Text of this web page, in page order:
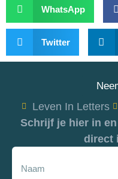
WhatsApp
Twitter
Leven In Letters
Schrijf je hier in
direct